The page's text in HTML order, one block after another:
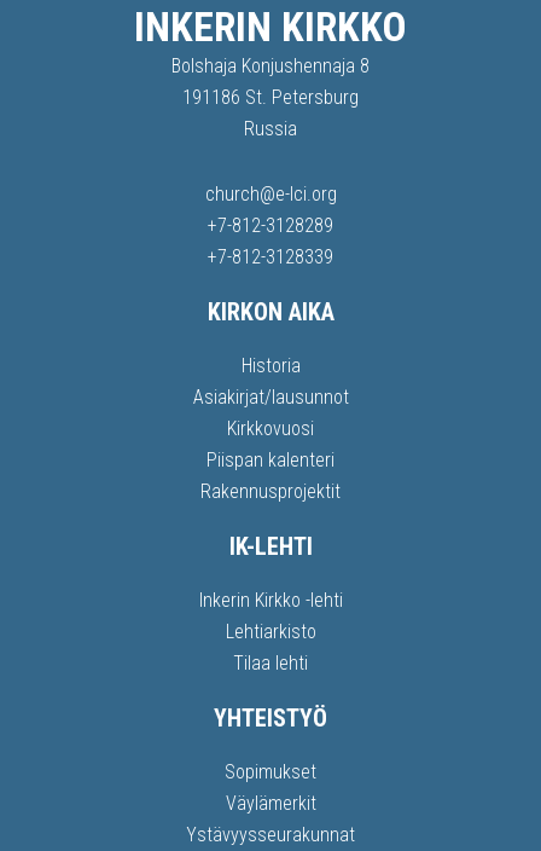
INKERIN KIRKKO
Bolshaja Konjushennaja 8
191186 St. Petersburg
Russia
church@e-lci.org
+7-812-3128289
+7-812-3128339
KIRKON AIKA
Historia
Asiakirjat/lausunnot
Kirkkovuosi
Piispan kalenteri
Rakennusprojektit
IK-LEHTI
Inkerin Kirkko -lehti
Lehtiarkisto
Tilaa lehti
YHTEISTYÖ
Sopimukset
Väylämerkit
Ystävyysseurakunnat